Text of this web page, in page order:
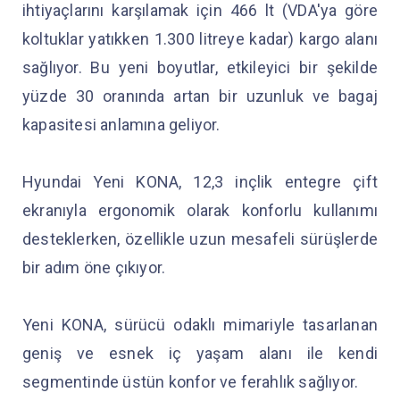
ihtiyaçlarını karşılamak için 466 lt (VDA'ya göre
koltuklar yatıkken 1.300 litreye kadar) kargo alanı
sağlıyor. Bu yeni boyutlar, etkileyici bir şekilde
yüzde 30 oranında artan bir uzunluk ve bagaj
kapasitesi anlamına geliyor.
Hyundai Yeni KONA, 12,3 inçlik entegre çift
ekranıyla ergonomik olarak konforlu kullanımı
desteklerken, özellikle uzun mesafeli sürüşlerde
bir adım öne çıkıyor.
Yeni KONA, sürücü odaklı mimariyle tasarlanan
geniş ve esnek iç yaşam alanı ile kendi
segmentinde üstün konfor ve ferahlık sağlıyor.